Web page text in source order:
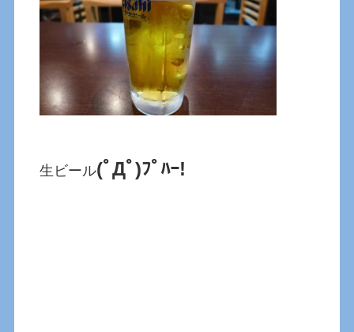
生ビール(ﾟДﾟ)ﾌﾟﾊｰ!